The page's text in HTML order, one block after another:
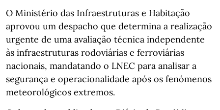
O Ministério das Infraestruturas e Habitação
aprovou um despacho que determina a realização
urgente de uma avaliação técnica independente
às infraestruturas rodoviárias e ferroviárias
nacionais, mandatando o LNEC para analisar a
segurança e operacionalidade após os fenómenos
meteorológicos extremos.